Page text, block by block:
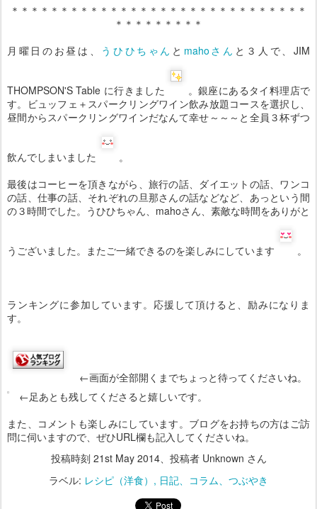
＊＊＊＊＊＊＊＊＊＊＊＊＊＊＊＊＊＊＊＊＊＊＊＊＊＊＊＊＊＊
＊＊＊＊＊＊＊＊＊
月曜日のお昼は、 うひひちゃん と mahoさん と３人で、JIM
THOMPSON'S Table に行きました
。銀座にあるタイ料理店で
す。ビュッフェ＋スパークリングワイン飲み放題コースを選択し、
昼間からスパークリングワインだなんて幸せ～～～と全員３杯ずつ
飲んでしまいました
。
最後はコーヒーを頂きながら、旅行の話、ダイエットの話、ワンコ
の話、仕事の話、それぞれの旦那さんの話などなど、あっという間
の３時間でした。うひひちゃん、mahoさん、素敵な時間をありがと
うございました。またご一緒できるのを楽しみにしています 。
ランキングに参加しています。応援して頂けると、励みになりま
す。
←画面が全部開くまでちょっと待ってくださいね。
←足あとも残してくださると嬉しいです。
また、コメントも楽しみにしています。ブログをお持ちの方はご訪
問に伺いますので、ぜひURL欄も記入してくださいね。
投稿時刻 21st May 2014、投稿者 Unknown さん
ラベル: レシピ（洋食） 日記、コラム、つぶやき